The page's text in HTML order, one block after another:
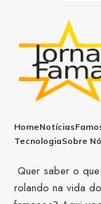
HomeNotícias
TecnologiaSobre
Quer saber o
rolando na vida